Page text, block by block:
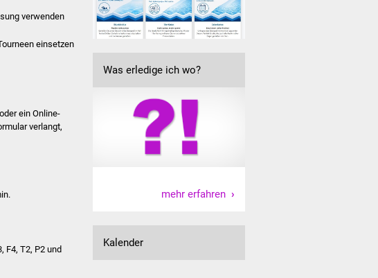
verwenden
einsetzen
ein Online-
verlangt,
F4, T2, P2 und
Was erledige ich wo?
mehr erfahren
Kalender